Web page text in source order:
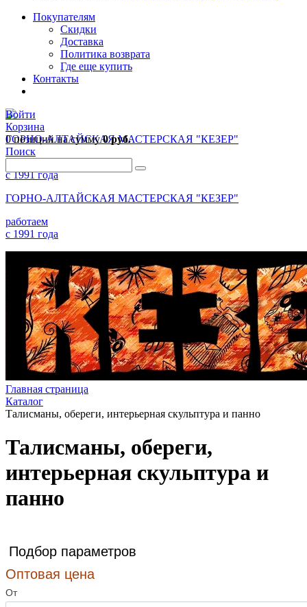
Покупателям
Скидки
Доставка
Политика возврата
Где еще купить
Контакты
Войти
Корзина
0 позицийна сумму0 руб.
Поиск
ГОРНО-АЛТАЙСКАЯ МАСТЕРСКАЯ "КЕЗЕР"
работаем
с 1991 года
ГОРНО-АЛТАЙСКАЯ МАСТЕРСКАЯ "КЕЗЕР"
работаем
с 1991 года
Главная страница
Каталог
Талисманы, обереги, интерьерная скульптура и панно
Талисманы, обереги,
интерьерная скульптура и
панно
Подбор параметров
Оптовая цена
От